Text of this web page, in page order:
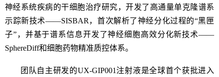
神经系统疾病的干细胞治疗研究，开发了高通量单克隆谱系
示踪新技术——SISBAR ，首次解析了神经分化过程的“黑匣
子”，并基于谱系信息开发了神经细胞高效分化新技术——
SphereDiff和细胞药物精准质控体系。
团队自主研发的UX-GIP001注射液是全球首个获批进入